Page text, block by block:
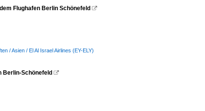
Flughafen Berlin Schönefeld 
/ Asien / El Al Israel Airlines (EY-ELY)
Berlin-Schönefeld 